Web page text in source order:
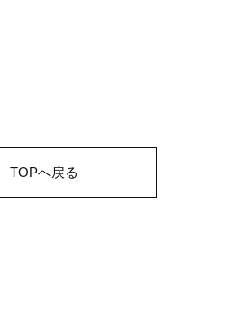
TOPへ戻る